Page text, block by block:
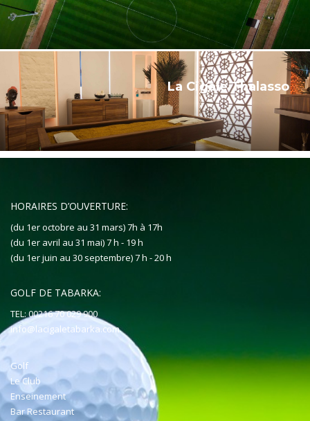
La Cigale Thalasso
HORAIRES D’OUVERTURE:
(du 1er octobre au 31 mars) 7h à 17h
(du 1er avril au 31 mai) 7 h - 19 h
(du 1er juin au 30 septembre) 7 h - 20 h
GOLF DE TABARKA:
TEL: 00216 70 029 900
info@lacigaletabarka.com
Golf
Le Club
Enseinement
Bar Restaurant